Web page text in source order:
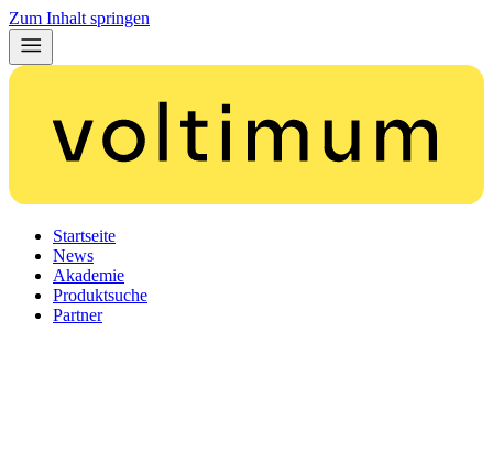
Zum Inhalt springen
Startseite
News
Akademie
Produktsuche
Partner